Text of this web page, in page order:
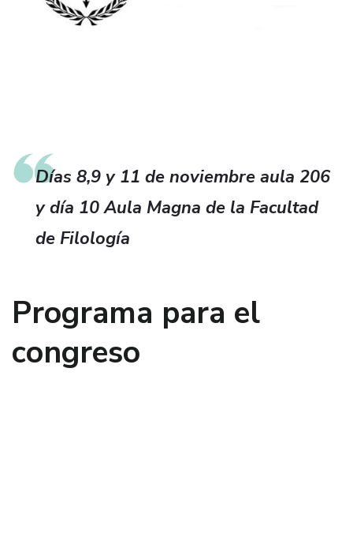
Días 8,9 y 11 de noviembre aula 206
y día 10 Aula Magna de la Facultad
de Filología
Programa para el
congreso